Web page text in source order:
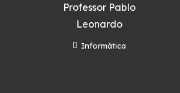
Professor Pablo
Leonardo
Informática